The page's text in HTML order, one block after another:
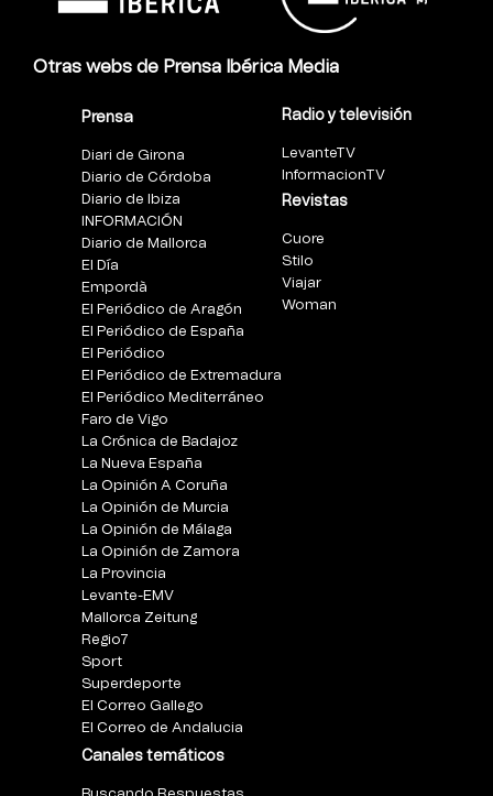
Otras webs de Prensa Ibérica Media
Prensa
Diari de Girona
Diario de Córdoba
Diario de Ibiza
INFORMACIÓN
Diario de Mallorca
El Día
Empordà
El Periódico de Aragón
El Periódico de España
El Periódico
El Periódico de Extremadura
El Periódico Mediterráneo
Faro de Vigo
La Crónica de Badajoz
La Nueva España
La Opinión A Coruña
La Opinión de Murcia
La Opinión de Málaga
La Opinión de Zamora
La Provincia
Levante-EMV
Mallorca Zeitung
Regio7
Sport
Superdeporte
El Correo Gallego
El Correo de Andalucia
Canales temáticos
Radio y televisión
LevanteTV
InformacionTV
Revistas
Cuore
Stilo
Viajar
Woman